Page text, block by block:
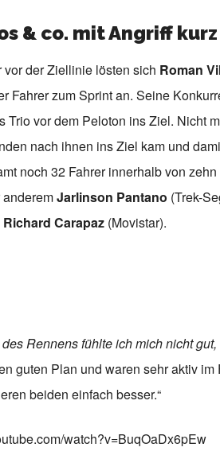
& co. mit Angriff
vor der Ziellinie lösten sich Roman
Fahrer zum Sprint an. Seine
Trio vor dem Peloton ins Ziel. Nicht
nach ihnen ins Ziel kam und
noch 32 Fahrer innerhalb von
Jarlinson Pantano (Trek-
Richard Carapaz (Movistar).
des Rennens fühlte ich mich nicht
guten Plan und waren sehr aktiv
beiden einfach besser.“
watch?v=BuqOaDx6pEw